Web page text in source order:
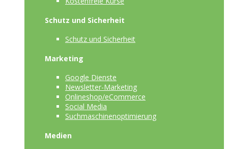
Schutz und Sicherheit
Schutz und Sicherheit
Marketing
Google Dienste
Newsletter-Marketing
Onlineshop/eCommerce
Social Media
Suchmaschinenoptimierung
Medien